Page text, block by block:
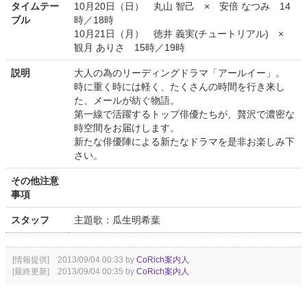
タイムテー
ブル
10月20日（日） 丸山 智己 × 安倍 なつみ 14
時／18時
10月21日（月） 徳井 義実(チュートリアル) ×
観月 ありさ 15時／19時
説明
大人の為のリーディングドラマ「アールイー」。
時に重く時には軽く、たくさんの時間を行き来し
た、メールが紡ぐ物語。
第一線で活躍するトップ俳優たちが、贅沢で濃密な
時空間をお届けします。
新たな俳優陣による新たなドラマを是非お楽しみ下
さい。
その他注意
事項
スタッフ 主題歌：瓜生明希葉
[情報提供] 2013/09/04 00:33 by CoRich案内人
[最終更新] 2013/09/04 00:35 by CoRich案内人